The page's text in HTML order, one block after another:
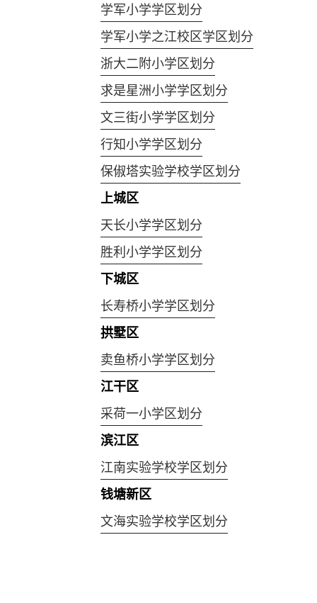
学军小学学区划分
学军小学之江校区学区划分
浙大二附小学区划分
求是星洲小学学区划分
文三街小学学区划分
行知小学学区划分
保俶塔实验学校学区划分
上城区
天长小学学区划分
胜利小学学区划分
下城区
长寿桥小学学区划分
拱墅区
卖鱼桥小学学区划分
江干区
采荷一小学区划分
滨江区
江南实验学校学区划分
钱塘新区
文海实验学校学区划分